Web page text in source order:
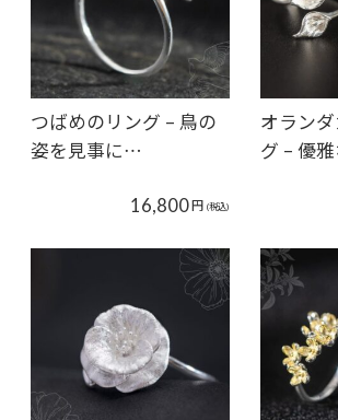
つばめのリング – 鳥の
姿を見事に…
16,800円 (税込)
オラン
グ – 優